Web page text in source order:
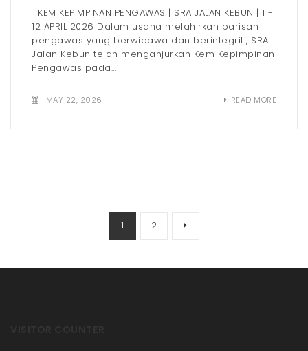
KEM KEPIMPINAN PENGAWAS | SRA JALAN KEBUN | 11-
12 APRIL 2026 Dalam usaha melahirkan barisan
pengawas yang berwibawa dan berintegriti, SRA
Jalan Kebun telah menganjurkan Kem Kepimpinan
Pengawas pada...
MAY 22, 2026 READ MORE
1 2